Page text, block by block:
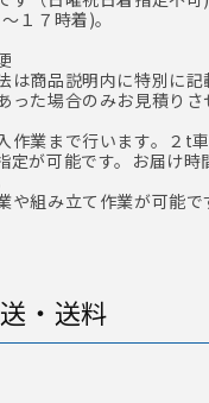
１７時着)。
は商品説明内に特別に
った場合のみお見積りさ
作業まで行います。２t
定が可能です。お届け時
や組み立て作業が可能
・送料